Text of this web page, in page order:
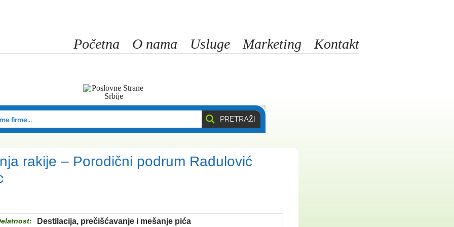
Početna O nama Usluge Marketing Kontakt
PRETRAŽI
rakije – Porodični podrum Radulović
Destilacija, prečišćavanje i mešanje pića